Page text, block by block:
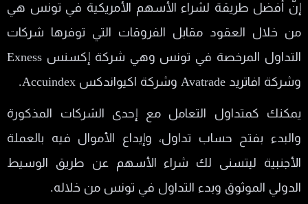
إنّ أفضل طريقة لشراء الأسهم الأمريكية في تونس هي
من خلال العقود مقابل الفروقات التي توفرها شركات
التداول المرخصة في تونس وهي شركة إكسنس Exness
وشركة افاتريد Avatrade وشركة اكيواندكس Accuindex.
يمكنك كمتداول التعامل مع إحدى الشركات المذكورة
والبدء بفتح حساب تداول، وإيداع الأموال فيه بالعملة
الأجنبية ليتسنى لك شراء الأسهم عن طريق الوسيط
الدولي الموثوق وبدء التداول في تونس من خلاله.